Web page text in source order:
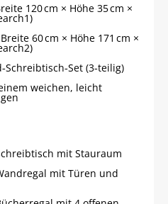
120 cm × Höhe 35 cm ×
Breite 60 cm × Höhe 171 cm ×
(3‑teilig)
weichen, leicht
mit Stauraum
mit Türen und